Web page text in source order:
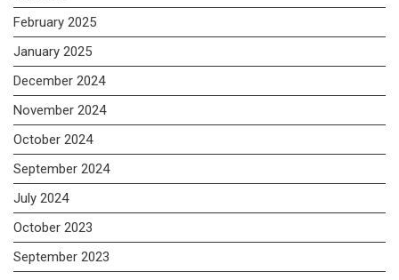
February 2025
January 2025
December 2024
November 2024
October 2024
September 2024
July 2024
October 2023
September 2023